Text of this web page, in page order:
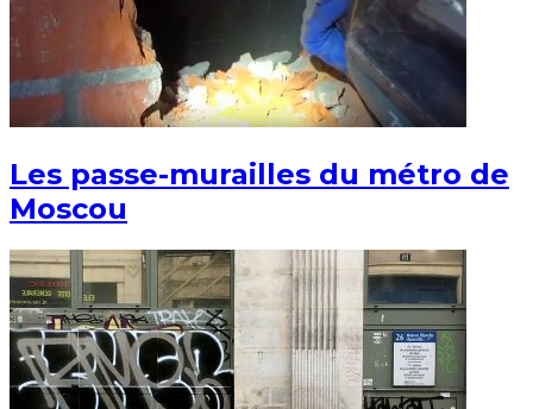
Les passe-murailles du métro de
Moscou